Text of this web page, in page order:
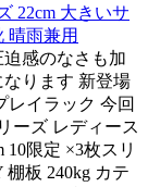
22cm 大きいサ
晴雨兼用
感のなさも加
ります 新登場
レイラック 今回
ーズ レディース
10限定 ×3枚スリ
板 240kg カテ